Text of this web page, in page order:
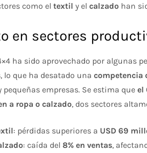
como eltextil y elcalzado han
en sectores
ha sido aprovechado por algunas
, lo que ha desatado unacompetencia
pequeñas empresas. Se estima queel
a ropa o calzado, dos sectores
: pérdidas superiores a USD 69
: caída del8% en ventas,